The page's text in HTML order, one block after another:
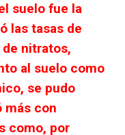
suelo fue la
las tasas de
nitratos,
al suelo como
se pudo
más con
como, por